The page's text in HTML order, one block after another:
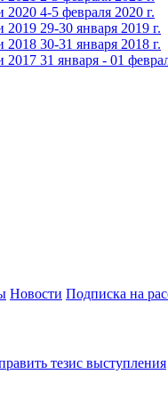
4-5 февраля 2020 г.
29-30 января 2019 г.
30-31 января 2018 г.
31 января - 01
Новости Подписка на
тезис выступления